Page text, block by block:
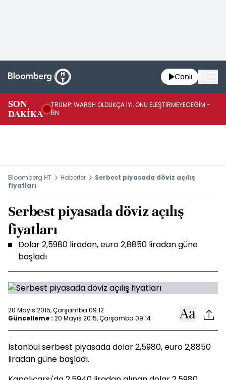
Canlı
SON
DAKİKA
TRUMP: WARSH OLDUKÇA İYİ, ONU ELEŞTİRMEYECEĞİM -
BN
Bloomberg HT Haberler
Serbest piyasada döviz açılış
fiyatları
Serbest piyasada döviz açılış
fiyatları
Dolar 2,5980 liradan, euro 2,8850 liradan güne
başladı
20 Mayıs 2015, Çarşamba 09:12
Güncelleme : 20 Mayıs 2015, Çarşamba 09:14
İstanbul serbest piyasada dolar 2,5980, euro 2,8850
liradan güne başladı.